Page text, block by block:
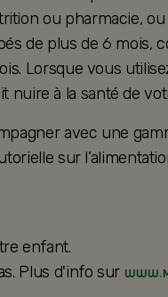
ou pharmacie,
de plus de 6 mois,
Lorsque vous
nuire à la santé de
avec une
sur
enfant.
Plus d'info sur